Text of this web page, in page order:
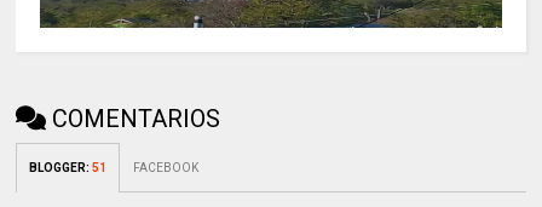
COMENTARIOS
BLOGGER:51 FACEBOOK